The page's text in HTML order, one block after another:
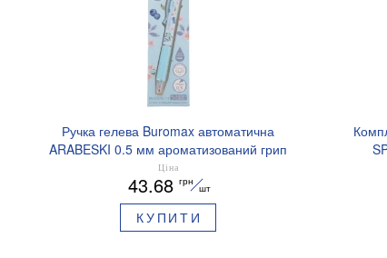
Ручка гелева Buromax автоматична
ARABESKI 0.5 мм ароматизований грип
синє чорнило в блістері BM.8379-02
Ціна
43.68 грн
шт
КУПИТИ